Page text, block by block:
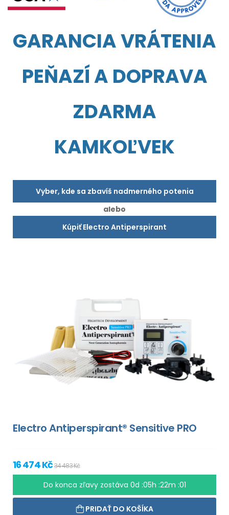
GARANCIA VRÁTENIA
PEŇAZÍ A DOPRAVA
ZDARMA
KAMKOĽVEK
Vyber, kde sa zbavíš nadmerného potenia
alebo
Kúpiť Electro Antiperspirant
Electro Antiperspirant® Sensitive PRO
16 474 Kč34 483 Kč
Do konca zľavy zostáva 0d :05h :22m :00
PRIDAŤ DO KOŠÍKA